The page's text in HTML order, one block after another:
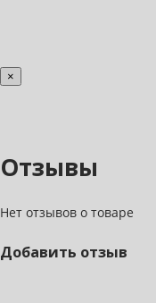
×
Отзывы
Нет отзывов о товаре
Добавить отзыв